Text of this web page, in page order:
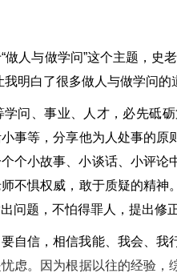
做人与做学问”这个主题，史
明白了很多做人与做学问的
问、事业、人才，必先砥
事等，分享他为人处事的
小故事、小谈话、小评论
不惧权威，敢于质疑的精
问题，不怕得罪人，提出修
自信，相信我能、我会、我
虑。因为根据以往的经验，